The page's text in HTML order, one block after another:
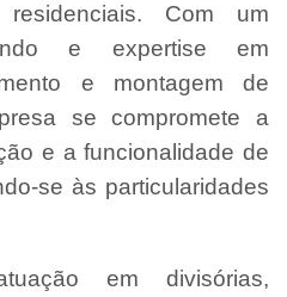
residenciais. Com um
e expertise em
e montagem de
se compromete a
e a funcionalidade de
se às particularidades
em divisórias,